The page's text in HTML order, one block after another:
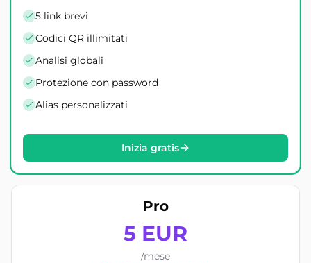
5 link brevi
Codici QR illimitati
Analisi globali
Protezione con password
Alias personalizzati
Inizia gratis
Pro
5 EUR
/mese